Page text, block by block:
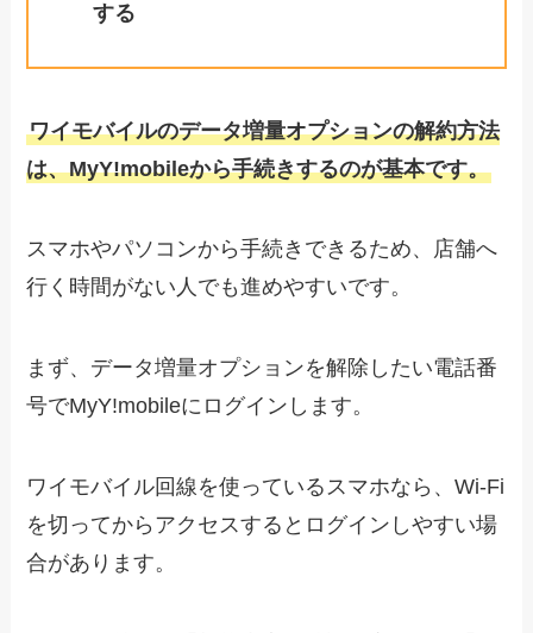
する
ワイモバイルのデータ増量オプションの解約方法
は、MyY!mobileから手続きするのが基本です。
スマホやパソコンから手続きできるため、店舗へ
行く時間がない人でも進めやすいです。
まず、データ増量オプションを解除したい電話番
号でMyY!mobileにログインします。
ワイモバイル回線を使っているスマホなら、Wi-Fi
を切ってからアクセスするとログインしやすい場
合があります。